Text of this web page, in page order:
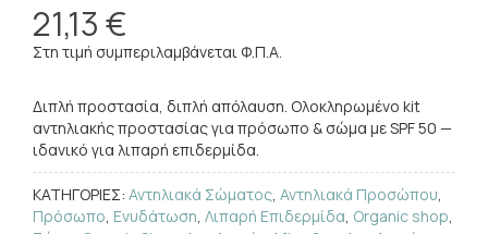
21,13 €
Στη τιμή συμπεριλαμβάνεται Φ.Π.Α.
Διπλή προστασία, διπλή απόλαυση. Ολοκληρωμένο kit
αντηλιακής προστασίας για πρόσωπο & σώμα με SPF 50 —
ιδανικό για λιπαρή επιδερμίδα.
ΚΑΤΗΓΟΡΙΕΣ: Αντηλιακά Σώματος, Αντηλιακά Προσώπου,
Πρόσωπο, Ενυδάτωση, Λιπαρή Επιδερμίδα, Organic shop,